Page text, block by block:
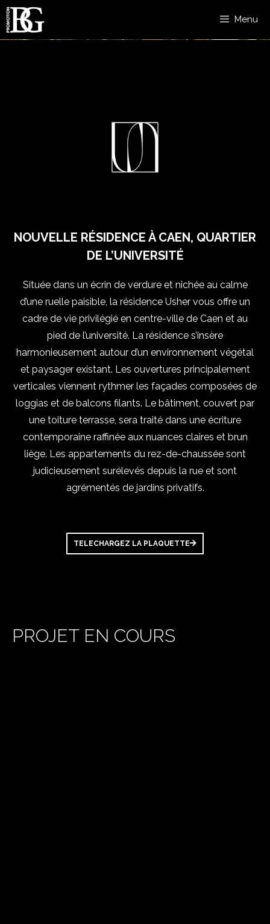
Menu
NOUVELLE RÉSIDENCE À CAEN, QUARTIER
DE L’UNIVERSITÉ
Située dans un écrin de verdure et nichée au calme
d’une ruelle paisible, la résidence Usher vous offre un
cadre de vie privilégié en centre-ville de Caen et au
pied de l’université. La résidence s’insère
harmonieusement autour d’un environnement végétal
et paysager existant. Les ouvertures principalement
verticales viennent rythmer les façades composées de
loggias et de balcons filants. Le bâtiment, couvert par
une toiture terrasse, sera traité dans une écriture
contemporaine raffinée aux nuances claires et brun
liège. Les appartements du rez-de-chaussée sont
judicieusement surélevés depuis la rue et sont
agrémentés de jardins privatifs.
TELECHARGEZ LA PLAQUETTE
PROJET EN COURS